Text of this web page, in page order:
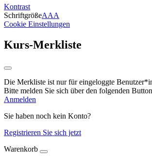
Kontrast
SchriftgrößeAAA
Cookie Einstellungen
Kurs-Merkliste
Die Merkliste ist nur für eingeloggte
Bitte melden Sie sich über den folgenden
Anmelden
Sie haben noch kein Konto?
Registrieren Sie sich jetzt
Warenkorb